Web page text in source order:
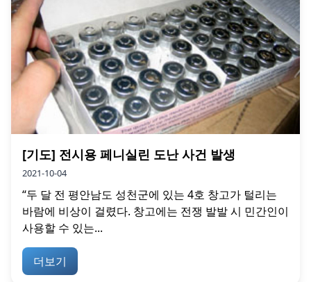
[기도] 전시용 페니실린 도난 사건 발생
2021-10-04
“두 달 전 평안남도 성천군에 있는 4호 창고가 털리는
바람에 비상이 걸렸다. 창고에는 전쟁 발발 시 민간인이
사용할 수 있는...
더보기